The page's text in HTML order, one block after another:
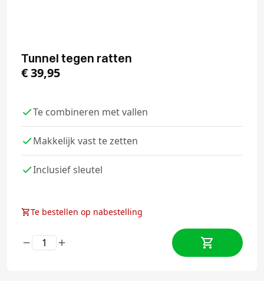
Tunnel tegen ratten
€39,95
Te combineren met vallen
Makkelijk vast te zetten
Inclusief sleutel
Te bestellen op nabestelling